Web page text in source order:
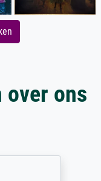
over ons